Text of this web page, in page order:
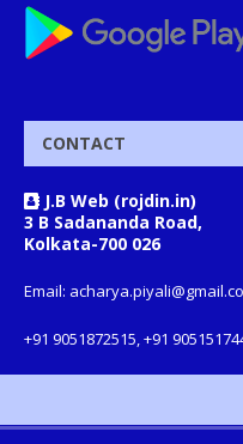
CONTACT
J.B Web (rojdin.in)
3 B Sadananda Road,
Kolkata-700 026
Email:
+91 9051872515, +91